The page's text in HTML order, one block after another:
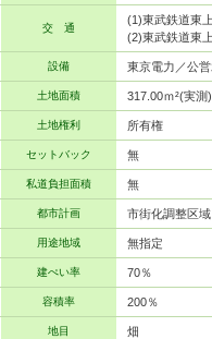
交 通
(1)東武鉄道東
(2)東武鉄道東
設備 東京電力／公
土地面積 317.00ｍ²(実測
土地権利 所有権
セットバック 無
私道負担面積 無
都市計画 市街化調整区域
用途地域 無指定
建ぺい率 70％
容積率 200％
地目 畑